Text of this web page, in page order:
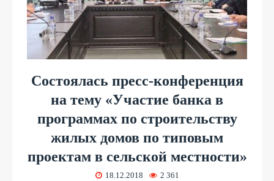
Cостоялась пресс-конференция
на тему «Участие банка в
программах по строительству
жилых домов по типовым
проектам в сельской местности»
18.12.2018 2 361